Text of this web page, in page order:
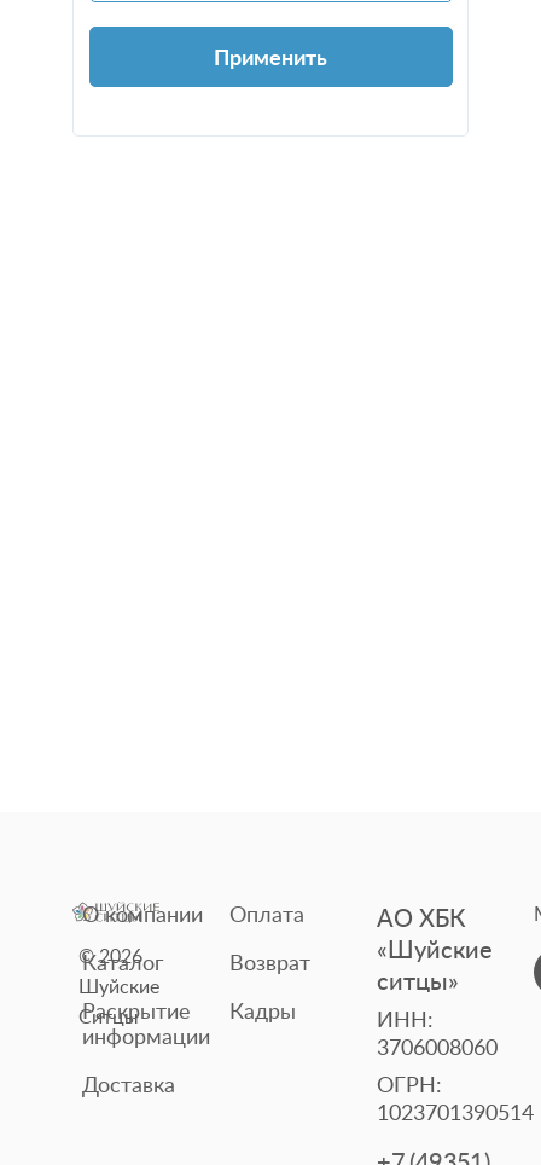
Применить
© 2026
Шуйские
Ситцы
О компании
Каталог
Раскрытие
информации
Доставка
Оплата
Возврат
Кадры
АО ХБК
«Шуйские
ситцы»
ИНН:
3706008060
ОГРН:
1023701390514